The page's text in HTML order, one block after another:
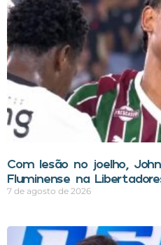
Com lesão no joelho,
Fluminense na
7 de agosto de 2026